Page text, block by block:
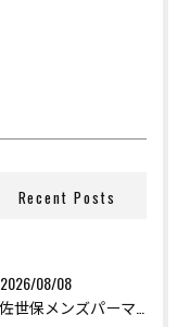
Recent Posts
2026/08/08